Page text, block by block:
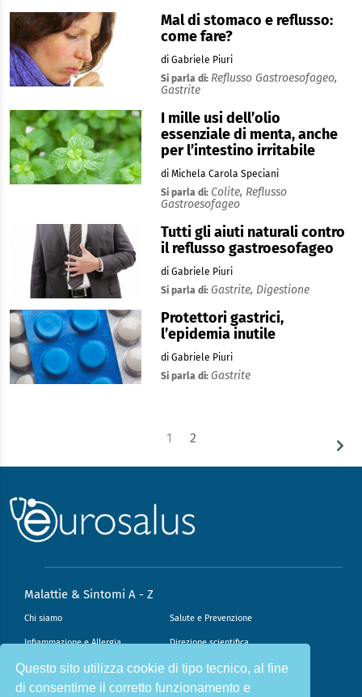
Questo sito utilizza cookie di tipo tecnico, al fine
di consentirne il corretto funzionamento e
Mal di stomaco e reflusso:
come fare?
di Gabriele Piuri
Si parla di: Reflusso Gastroesofageo,
Gastrite
I mille usi dell’olio
essenziale di menta, anche
per l’intestino irritabile
di Michela Carola Speciani
Si parla di: Colite, Reflusso
Gastroesofageo
Tutti gli aiuti naturali contro
il reflusso gastroesofageo
di Gabriele Piuri
Si parla di: Gastrite, Digestione
Protettori gastrici,
l’epidemia inutile
di Gabriele Piuri
Si parla di: Gastrite
1 2
Malattie & Sintomi A - Z
Chi siamo Salute e Prevenzione
Infiammazione e Allergia Direzione scientifica
Nutrizione e Stili di vita Sport e Benessere
Cookie Policy L’angolo del dottore